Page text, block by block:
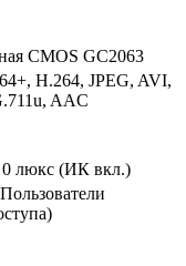
CMOS GC2063
H.264, JPEG, AVI,
AAC
0 люкс (ИК вкл.)